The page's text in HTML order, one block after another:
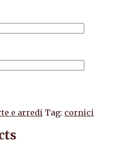
e arredi Tag: cornici